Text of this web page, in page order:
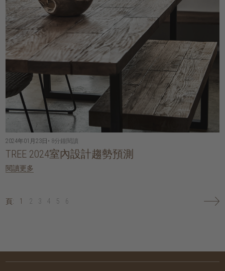
2024年01月23日 • 8分鐘閱讀
TREE 2024室內設計趨勢預測
閱讀更多
頁: 1 2 3 4 5 6